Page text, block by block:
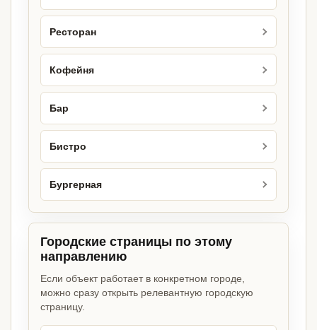
Ресторан
Кофейня
Бар
Бистро
Бургерная
Городские страницы по этому
направлению
Если объект работает в конкретном городе,
можно сразу открыть релевантную городскую
страницу.